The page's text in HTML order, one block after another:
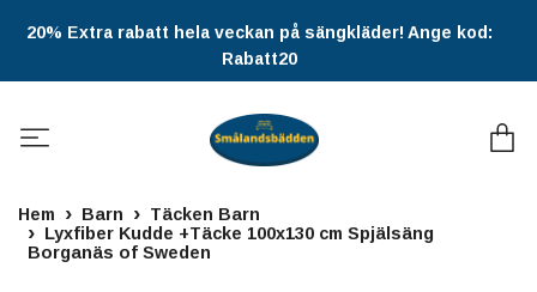
20% Extra rabatt hela veckan på sängkläder! Ange kod:
Rabatt20
Hem Barn
Täcken Barn
Lyxfiber Kudde +Täcke 100x130 cm Spjälsäng
Borganäs of Sweden